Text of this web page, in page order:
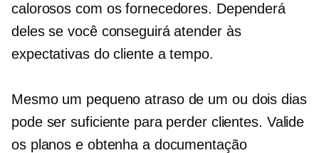
calorosos com os fornecedores. Dependerá
deles se você conseguirá atender às
expectativas do cliente a tempo.
Mesmo um pequeno atraso de um ou dois dias
pode ser suficiente para perder clientes. Valide
os planos e obtenha a documentação